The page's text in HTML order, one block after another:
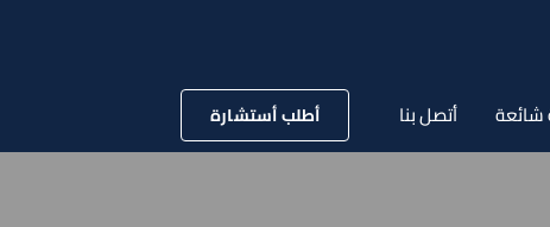
شائعة أتصل بنا أطلب أستشارة